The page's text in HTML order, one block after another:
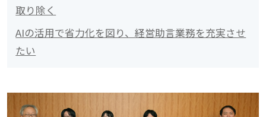
取り除く
AIの活用で省力化を図り、経営助言業務を充実させ
たい